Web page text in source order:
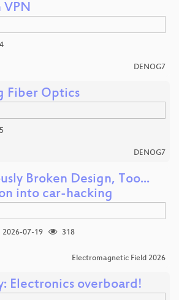
DENOG7
Fiber Optics
DENOG7
Broken Design, Too...
into car-hacking
2026-07-19
318
Electromagnetic Field 2026
Electronics overboard!